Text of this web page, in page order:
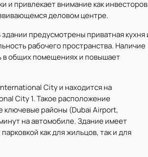
и привлекает внимание как
деловом центре.
предусмотрены приватная кухня
рабочего пространства. Наличие
в общих помещениях и повышает
City и находится на
City 1. Такое расположение
ключевые районы (Dubai Airport,
на автомобиле. Здание имеет
как для жильцов, так и для